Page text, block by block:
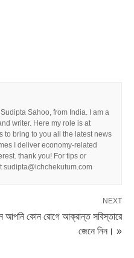
Sahoo, from India. I am a
writer. Here my role is at
to bring to you all the latest news
I deliver economy-related
thank you! For tips or
sudipta@ichchekutum.com
NEXT
কোন রোগে আক্রান্ত সবিস্তারে
জেনে নিন। »